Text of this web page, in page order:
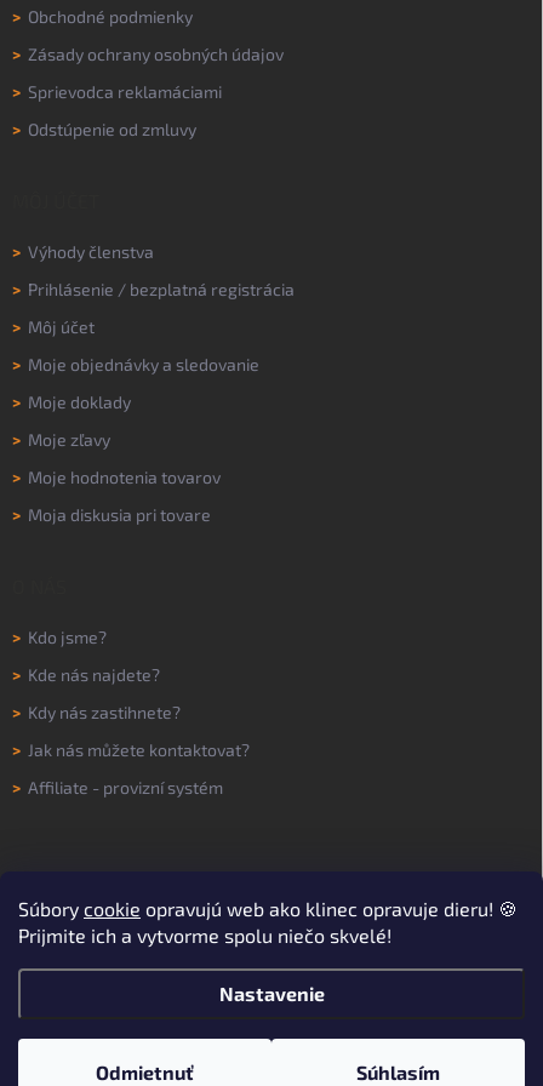
Súbory cookie opravujú web ako klinec opravuje dieru! 🍪
Prijmite ich a vytvorme spolu niečo skvelé!
Nastavenie
Odmietnuť Súhlasím
> Obchodné podmienky
> Zásady ochrany osobných údajov
> Sprievodca reklamáciami
> Odstúpenie od zmluvy
> Výhody členstva
> Prihlásenie / bezplatná registrácia
> Môj účet
> Moje objednávky a sledovanie
> Moje doklady
> Moje zľavy
> Moje hodnotenia tovarov
> Moja diskusia pri tovare
> Kdo jsme?
> Kde nás najdete?
> Kdy nás zastihnete?
> Jak nás můžete kontaktovat?
> Affiliate - provizní systém
Copyright 2026WORKNOW. Všetky práva vyhradené.Upraviť nastavenie